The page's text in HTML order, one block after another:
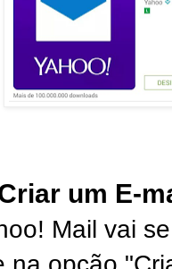
um E-
Mail vai